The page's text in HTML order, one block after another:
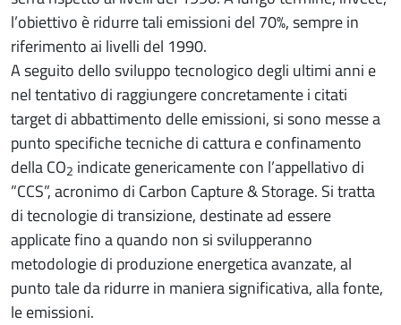
l’obiettivo è ridurre tali emissioni del 70%, sempre in
riferimento ai livelli del 1990.
A seguito dello sviluppo tecnologico degli ultimi anni e
nel tentativo di raggiungere concretamente i citati
target di abbattimento delle emissioni, si sono messe a
punto specifiche tecniche di cattura e confinamento
della CO2 indicate genericamente con l’appellativo di
”CCS”, acronimo di Carbon Capture & Storage. Si tratta
di tecnologie di transizione, destinate ad essere
applicate fino a quando non si svilupperanno
metodologie di produzione energetica avanzate, al
punto tale da ridurre in maniera significativa, alla fonte,
le emissioni.